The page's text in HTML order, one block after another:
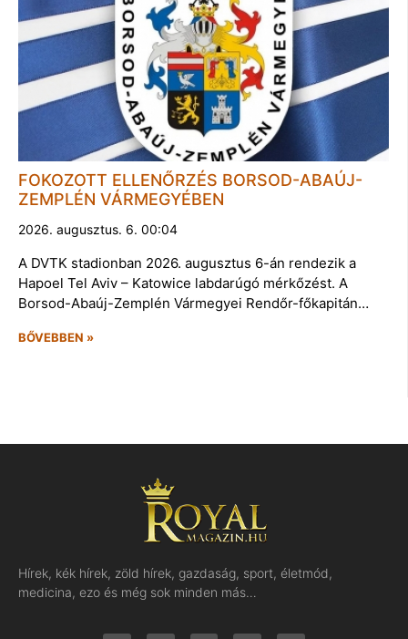
FOKOZOTT ELLENŐRZÉS BORSOD-ABAÚJ-
ZEMPLÉN VÁRMEGYÉBEN
2026. augusztus. 6. 00:04
A DVTK stadionban 2026. augusztus 6-án rendezik a
Hapoel Tel Aviv – Katowice labdarúgó mérkőzést. A
Borsod-Abaúj-Zemplén Vármegyei Rendőr-főkapitán…
BŐVEBBEN »
Hírek, kék hírek, zöld hírek, gazdaság, sport, életmód,
medicina, ezo és még sok minden más…